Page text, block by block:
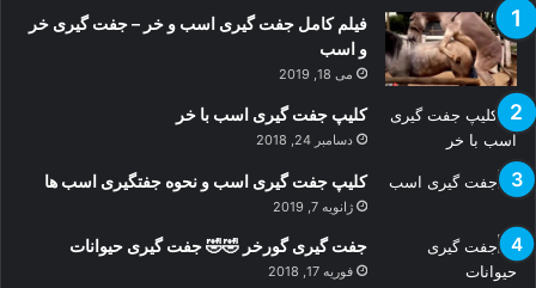
فیلم کامل جفت گیری اسب و خر – جفت گیری خر
و اسب
می 18, 2019
کلیپ جفت گیری اسب با خر
دسامبر 24, 2018
کلیپ جفت گیری اسب و نحوه جفتگیری اسب ها
ژانویه 7, 2019
جفت گیری گورخر 🤣🤣 جفت گیری حیوانات
فوریه 17, 2018